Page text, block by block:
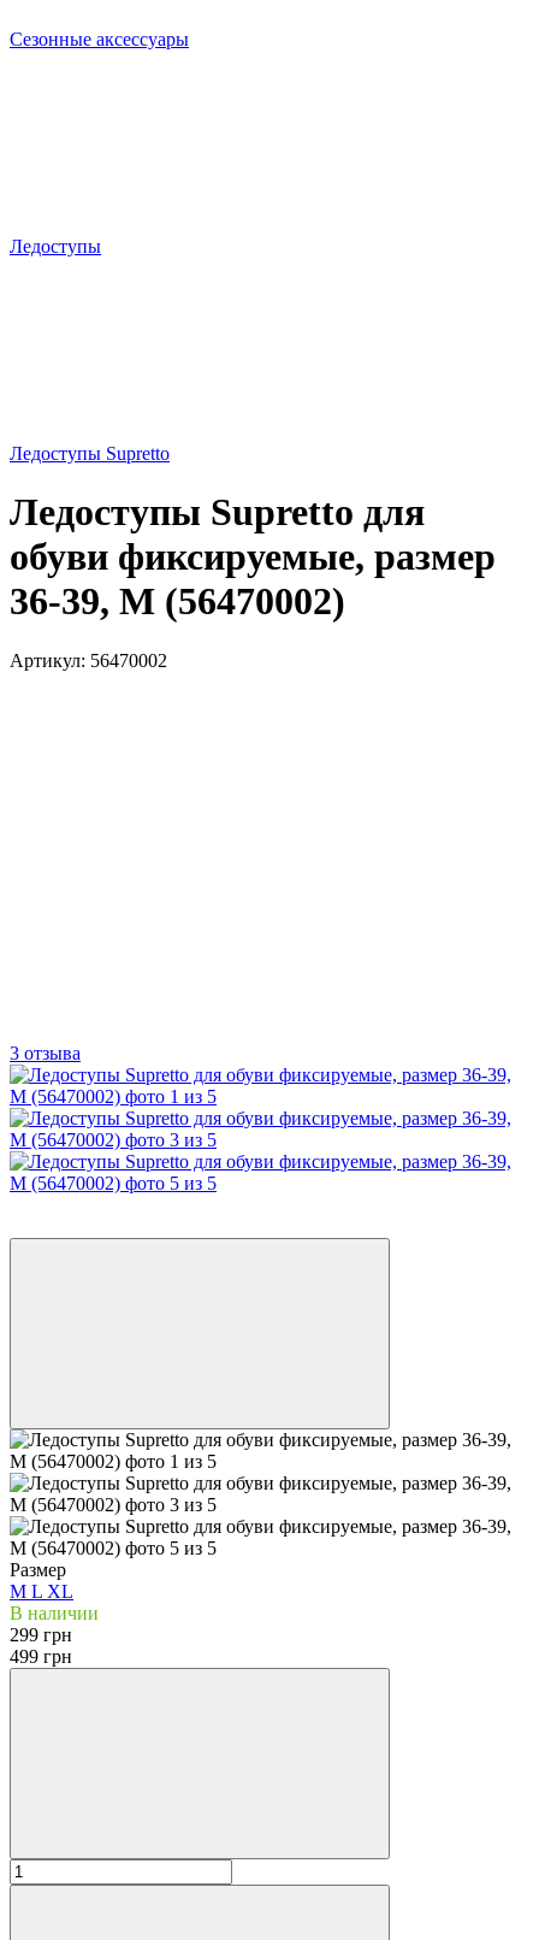
Сезонные аксессуары
Ледоступы
Ледоступы Supretto
Ледоступы Supretto для
обуви фиксируемые, размер
36-39, M (56470002)
Артикул: 56470002
3 отзыва
Размер
M L XL
В наличии
299 грн
499 грн